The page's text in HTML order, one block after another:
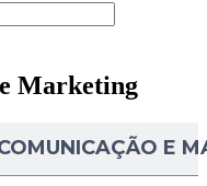
Marketing
E